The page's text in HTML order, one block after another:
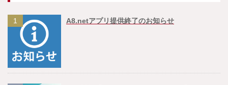
1 A8.netアプリ提供終了のお知らせ